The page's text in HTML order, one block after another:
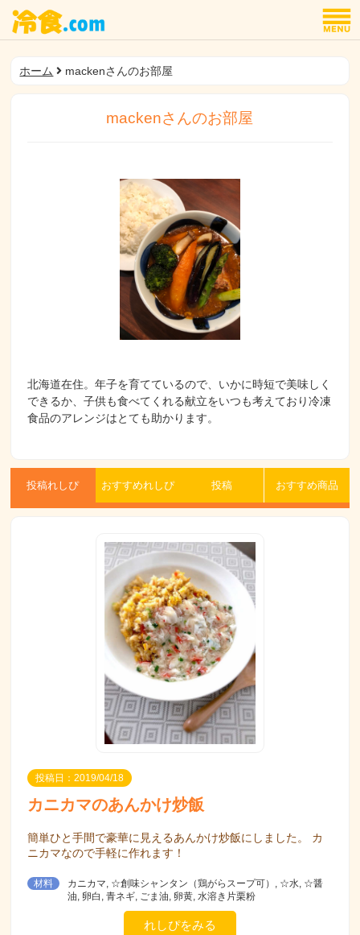
ホーム mackenさんのお部屋
mackenさんのお部屋
北海道在住。年子を育てているので、いかに時短で美味しく
できるか、子供も食べてくれる献立をいつも考えており冷凍
食品のアレンジはとても助かります。
投稿れしぴ おすすめれしぴ 投稿 おすすめ商品
投稿日：2019/04/18
カニカマのあんかけ炒飯
簡単ひと手間で豪華に見えるあんかけ炒飯にしました。 カ
ニカマなので手軽に作れます！
材料
カニカマ, ☆創味シャンタン（鶏がらスープ可）, ☆水, ☆醤
油, 卵白, 青ネギ, ごま油, 卵黄, 水溶き片栗粉
れしぴをみる